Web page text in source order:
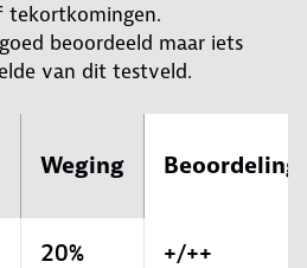
tekortkomingen.
beoordeeld maar iets
van dit testveld.
Weging Beoordeling
20% +/++